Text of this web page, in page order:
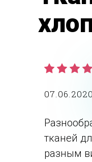
07.06.2020
тканей
разным